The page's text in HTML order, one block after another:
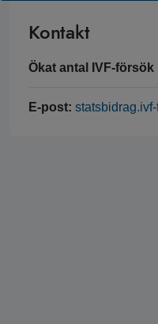
Kontakt
Ökat antal IVF-försök
E-post: